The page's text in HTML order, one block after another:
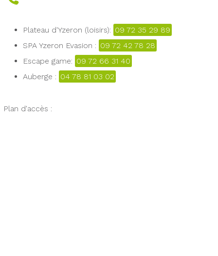
Plateau d'Yzeron (loisirs): 09 72 35 29 89
SPA Yzeron Evasion : 09 72 42 78 28
Escape game: 09 72 66 31 40
Auberge : 04 78 81 03 02
Plan d'accès :